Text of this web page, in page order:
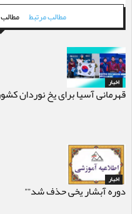
مطالب مرتبط
اخبار
قهرمانی آسیا برای یخ نوردان
اخبار
دوره آبشار یخی حذف شد””